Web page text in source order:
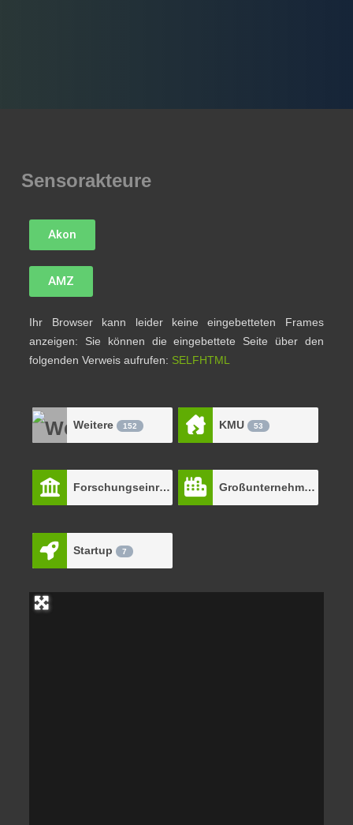
Sensorakteure
Akon
AMZ
Ihr Browser kann leider keine eingebetteten Frames
anzeigen: Sie können die eingebettete Seite über den
folgenden Verweis aufrufen: SELFHTML
Weitere 152 KMU 53
Forschungseinrichtung 15 Großunternehmen
Startup 7